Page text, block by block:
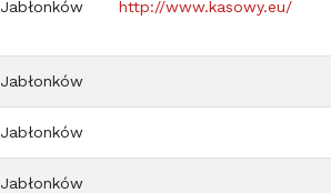
Jabłonków http://www.kasowy.eu/
Jabłonków
Jabłonków
Jabłonków